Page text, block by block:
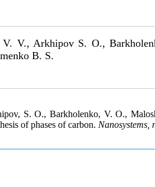
V., Arkhipov S. O.,
B. S.
S. O., Barkholenko, V. O.,
of phases of carbon. Nanosystems,